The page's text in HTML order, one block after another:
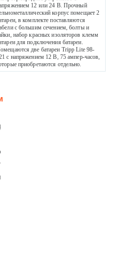
12 или 24 В. Прочный
корпус помещает 2
в комплекте поставляются
с большим сечением, болты и
набор красных изоляторов клемм
для подключения батареи.
две батареи Tripp Lite 98-
с напряжением 12 В, 75 ампер-часов,
приобретаются отдельно.
инверторов
для ИБП